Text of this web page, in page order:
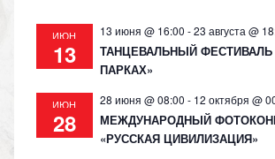
ИЮН
13
13 июня @ 16:00 -23 августа @
ТАНЦЕВАЛЬНЫЙ ФЕСТИВАЛЬ
ПАРКАХ»
ИЮН
28
28 июня @ 08:00 - 12 октября @
МЕЖДУНАРОДНЫЙ
«РУССКАЯ ЦИВИЛИЗАЦИЯ»